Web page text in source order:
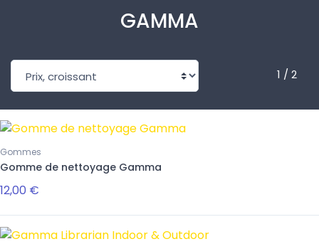
GAMMA
1 / 2
Gommes
Gomme de nettoyage Gamma
12,00 €